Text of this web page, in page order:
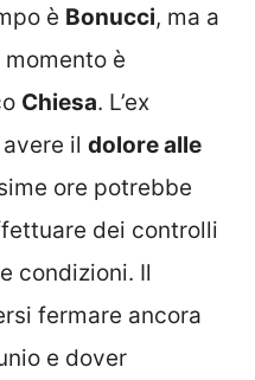
è Bonucci, ma a
è
Chiesa. L’ex
il dolore alle
ore potrebbe
dei controlli
condizioni. Il
fermare ancora
e dover